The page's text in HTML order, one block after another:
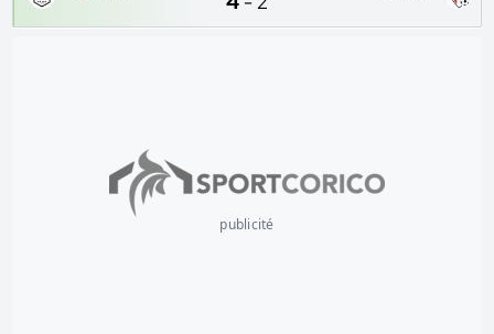
publicité